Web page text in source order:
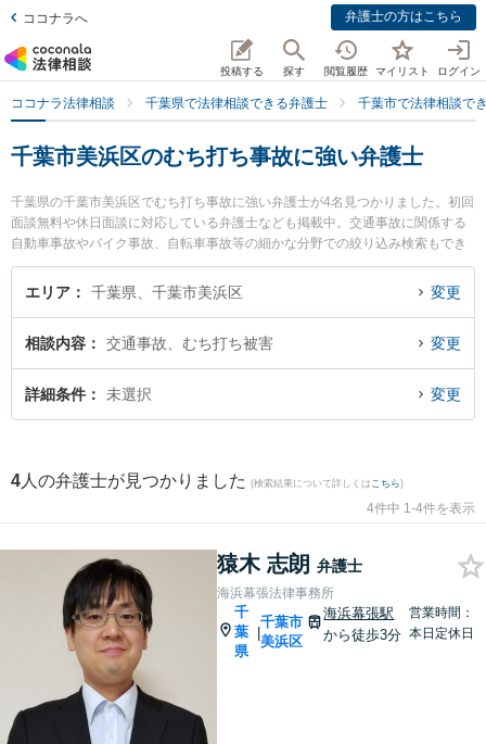
ココナラへ 弁護士の方はこちら
投稿する 探す 閲覧履歴 マイリスト ログイン
ココナラ法律相談 千葉県で法律相談できる弁護士 千葉市で法律相談で
千葉市美浜区のむち打ち事故に強い弁護士
千葉県の千葉市美浜区でむち打ち事故に強い弁護士が4名見つかりました。初回
面談無料や休日面談に対応している弁護士なども掲載中。交通事故に関係する
自動車事故やバイク事故、自転車事故等の細かな分野での絞り込み検索もでき
便利です。特に海浜幕張法律事務所の猿木 志朗弁護士や弁護士法人心 海浜幕張
法律事務所の羽藤 英彰弁護士、あらた国際法律事務所の沼倉 悠弁護士のプロフ
『むち打ち事故のトラブル解決の実績豊富な近くの弁護士を検索したい』『初
回相談無料でむち打ち事故を法律相談できる千葉市美浜区内の弁護士に相談予
約したい』などでお困りの相談者さんにおすすめです。
エリア 千葉県、千葉市美浜区 変更
相談内容 交通事故、むち打ち被害 変更
詳細条件 未選択 変更
4 人の弁護士が見つかりました (検索結果について詳しくは こちら)
4件中 1-4件を表示
猿木 志朗 弁護士
海浜幕張法律事務所
千
葉
県
|
千葉市
美浜区
海浜幕張駅
から徒歩3分
営業時間：
本日定休日